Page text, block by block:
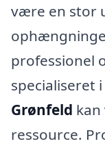
være en stor
professionel
specialiseret i
Grønfeld
ressource.